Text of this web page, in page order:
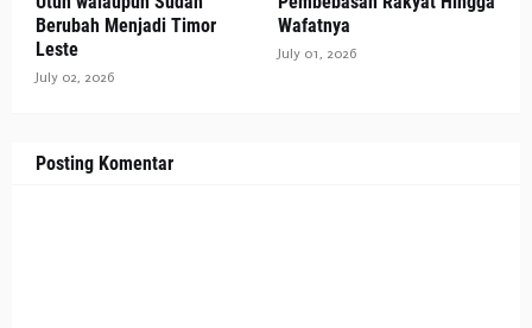
Berubah Menjadi Timor
Leste
July 02, 2026
Wafatnya
July 01, 2026
Posting Komentar